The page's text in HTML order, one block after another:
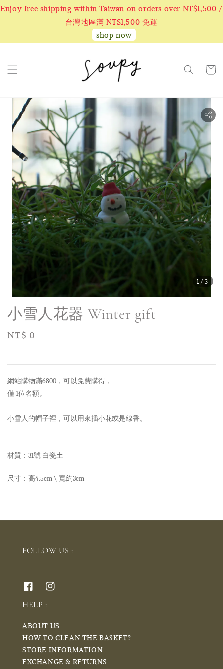
Enjoy free shipping within Taiwan on orders over NT$1,500 /
台灣地區滿 NT$1,500 免運
shop now
1 /3
小雪人花器 Winter gift
Regular
NT$ 0
網站購物滿6800，可以免費購得，
僅 1位名額。
小雪人的帽子裡，可以用來插小花或是線香。
材質：31號 白瓷土
尺寸：高4.5cm \ 寬約3cm
FOLLOW US :
HELP :
ABOUT US
HOW TO CLEAN THE BASKET?
STORE INFORMATION
EXCHANGE & RETURNS